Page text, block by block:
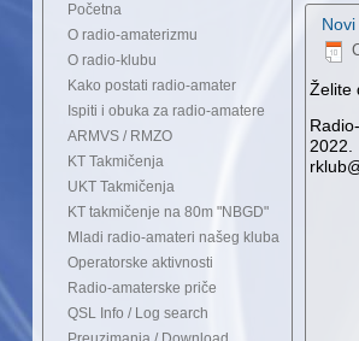
Početna
O radio-amaterizmu
O radio-klubu
Kako postati radio-amater
Ispiti i obuka za radio-amatere
ARMVS / RMZO
KT Takmičenja
UKT Takmičenja
KT takmičenje na 80m "NBGD"
Mladi radio-amateri našeg kluba
Operatorske aktivnosti
Radio-amaterske priče
QSL Info / Log search
Želite